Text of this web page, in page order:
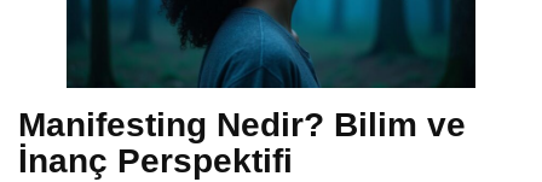
Manifesting Nedir? Bilim ve
İnanç Perspektifi